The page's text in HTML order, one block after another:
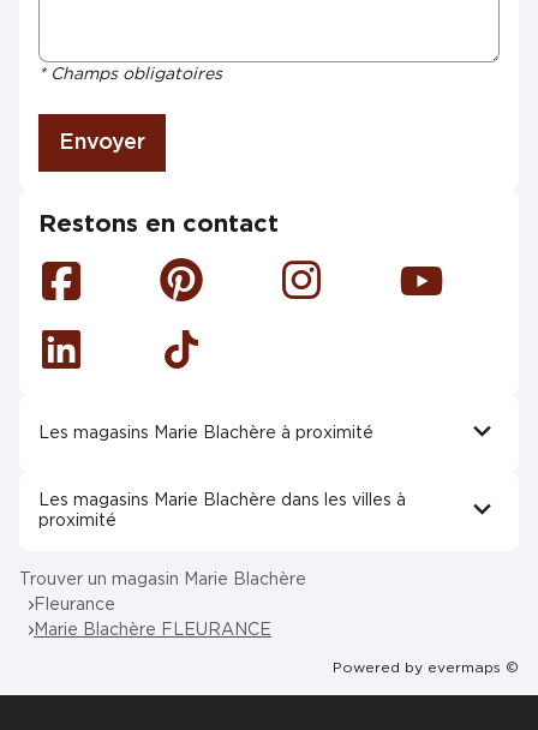
* Champs obligatoires
Envoyer
Restons en contact
Facebook Pinterest Instagram Youtube
Linkedin Tiktok
Les magasins Marie Blachère à proximité
Les magasins Marie Blachère dans les villes à
proximité
Trouver un magasin Marie Blachère
Fleurance
Marie Blachère FLEURANCE
Powered by evermaps ©